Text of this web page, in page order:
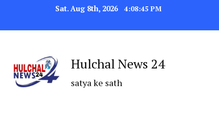
Sat. Aug 8th, 2026 4:08:46 PM
Hulchal News 24
satya ke sath